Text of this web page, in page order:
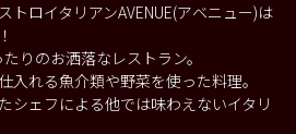
トロイタリアンAVENUE(アベニュー)は
りのお洒落なレストラン。
入れる魚介類や野菜を使った料理。
シェフによる他では味わえないイタリ